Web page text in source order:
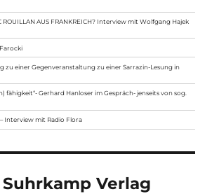
ROUILLAN AUS FRANKREICH? Interview mit Wolfgang Hajek
zu einer Gegenveranstaltung zu einer Sarrazin-Lesung in
fähigkeit“- Gerhard Hanloser im Gespräch- jenseits von sog.
Interview mit Radio Flora
Suhrkamp Verlag